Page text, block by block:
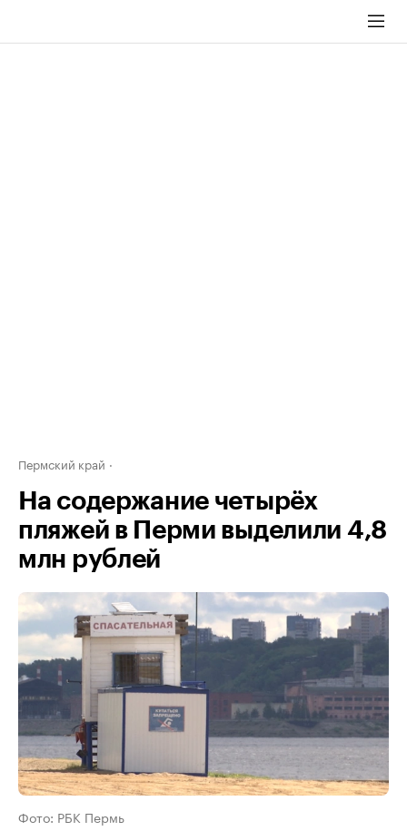
Пермский край
На содержание четырёх
пляжей в Перми выделили 4,8
млн рублей
Фото: РБК Пермь